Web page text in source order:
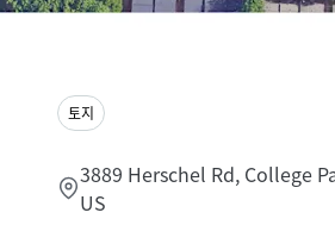
토지
3889 Herschel Rd, College
US